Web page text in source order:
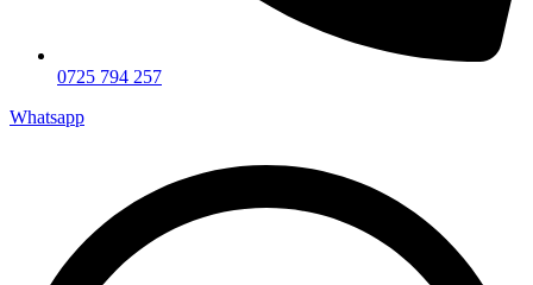
0725 794 257
Whatsapp